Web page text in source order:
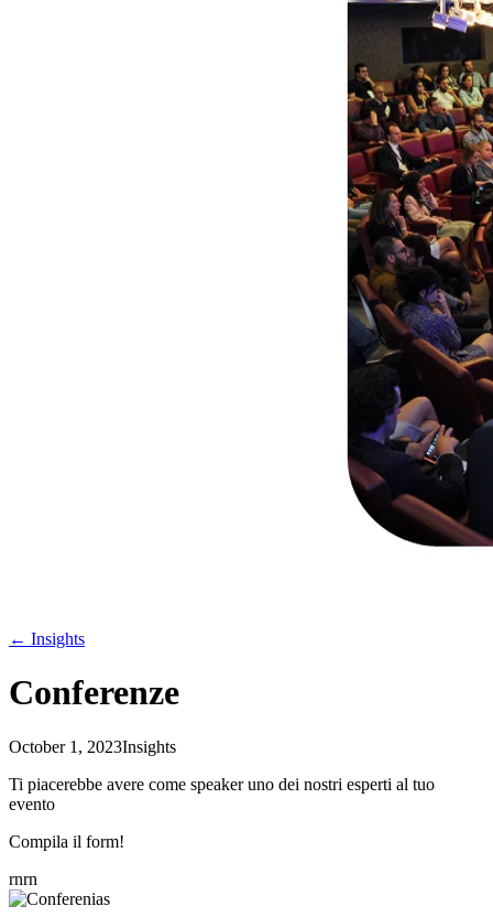
← Insights
Conferenze
October 1, 2023Insights
Ti piacerebbe avere come speaker uno dei nostri esperti al tuo
evento
Compila il form!
rnrn